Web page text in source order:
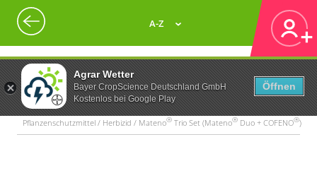
Agrar Wetter
Bayer CropScience Deutschland GmbH
Kostenlos bei Google Play
Öffnen
A-Z
Pflanzenschutzmittel / Herbizid / Mateno® Trio Set (Mateno® Duo + COFENO®)